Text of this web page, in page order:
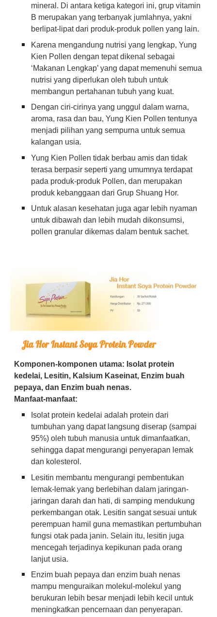
mineral. Di antara ketiga kategori ini, grup vitamin
B merupakan yang terbanyak jumlahnya, yakni
berlipat-lipat dari produk-produk pollen yang lain.
Karena mengandung nutrisi yang lengkap, Yung
Kien Pollen dengan tepat dikenal sebagai
‘Makanan Lengkap’ yang dapat memenuhi semua
nutrisi yang diperlukan oleh tubuh untuk
membangun pertahanan tubuh yang kuat.
Dengan ciri-cirinya yang unggul dalam warna,
aroma, rasa dan bau, Yung Kien Pollen tentunya
menjadi pilihan yang sempurna untuk semua
kalangan usia.
Yung Kien Pollen tidak berbau amis dan tidak
terasa berpasir seperti yang umumnya terdapat
pada produk-produk Pollen, dan merupakan
produk kebanggaan dari Grup Shuang Hor.
Untuk alasan kesehatan juga agar lebih nyaman
untuk dibawah dan lebih mudah dikonsumsi,
pollen granular dikemas dalam bentuk sachet.
Jia Hor Instant Soya Protein Powder
Komponen-komponen utama: Isolat protein
kedelai, Lesitin, Kalsium Kaseinat, Enzim buah
pepaya, dan Enzim buah nenas.
Manfaat-manfaat:
Isolat protein kedelai adalah protein dari
tumbuhan yang dapat langsung diserap (sampai
95%) oleh tubuh manusia untuk dimanfaatkan,
sehingga dapat mengurangi penyerapan lemak
dan kolesterol.
Lesitin membantu mengurangi pembentukan
lemak-lemak yang berlebihan dalam jaringan-
jaringan darah dan hati, di samping mendukung
perkembangan otak. Lesitin sangat sesuai untuk
perempuan hamil guna memastikan pertumbuhan
fungsi otak pada janin. Selain itu, lesitin juga
mencegah terjadinya kepikunan pada orang
lanjut usia.
Enzim buah pepaya dan enzim buah nenas
mampu menguraikan molekul-molekul yang
berukuran lebih besar menjadi lebih kecil untuk
meningkatkan pencernaan dan penyerapan.